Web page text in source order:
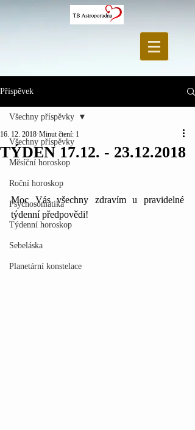
Příspěvek
Všechny příspěvky
Měsíční horoskop
Roční horoskop
Psychosomatika
Týdenní horoskop
Sebeláska
Planetární konstelace
Všechny příspěvky
TÝDEN 17.12. - 23.12.2018
16. 12. 2018 Minut čtení: 1
Moc Vás všechny zdravím u pravidelné
týdenní předpovědi!